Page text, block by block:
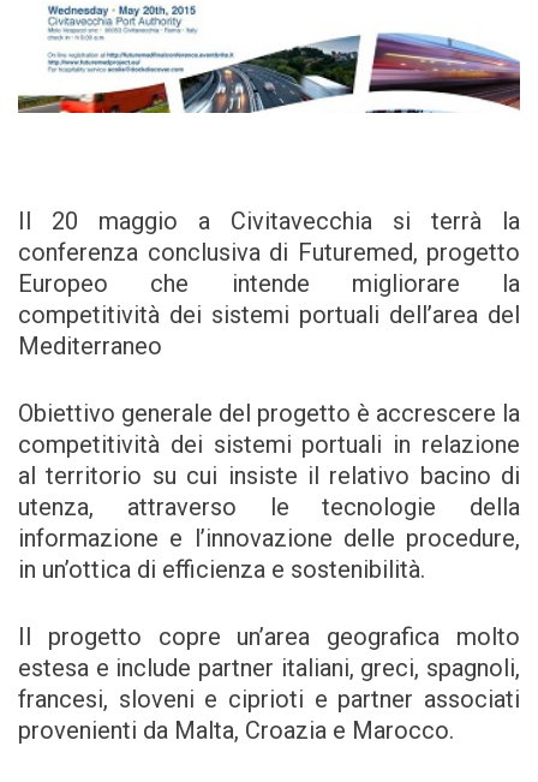
Il 20 maggio a Civitavecchia si terrà la
conferenza conclusiva di Futuremed, progetto
Europeo che intende migliorare la
competitività dei sistemi portuali dell’area del
Mediterraneo
Obiettivo generale del progetto è accrescere la
competitività dei sistemi portuali in relazione
al territorio su cui insiste il relativo bacino di
utenza, attraverso le tecnologie della
informazione e l’innovazione delle procedure,
in un’ottica di efficienza e sostenibilità.
Il progetto copre un’area geografica molto
estesa e include partner italiani, greci, spagnoli,
francesi, sloveni e ciprioti e partner associati
provenienti da Malta, Croazia e Marocco.